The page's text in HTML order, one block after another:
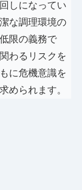
しになってい
な調理環境の
限の義務で
わるリスクを
に危機意識を
められます。